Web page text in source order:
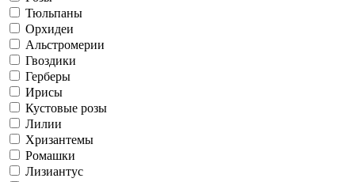
Тюльпаны
Орхидеи
Альстромерии
Гвоздики
Герберы
Ирисы
Кустовые розы
Лилии
Хризантемы
Ромашки
Лизиантус